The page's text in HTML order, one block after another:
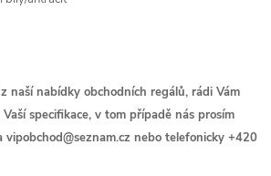
naší nabídky obchodních regálů, rádi Vám
specifikace, v tom případě nás prosím
nebo telefonicky +420